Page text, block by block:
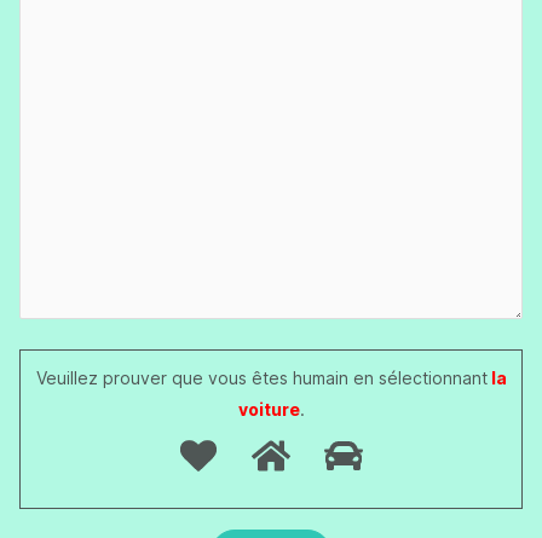
Veuillez prouver que vous êtes humain en sélectionnantla
voiture.